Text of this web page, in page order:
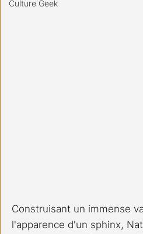
Culture Geek
Construisant un immense
l'apparence d'un sphinx,